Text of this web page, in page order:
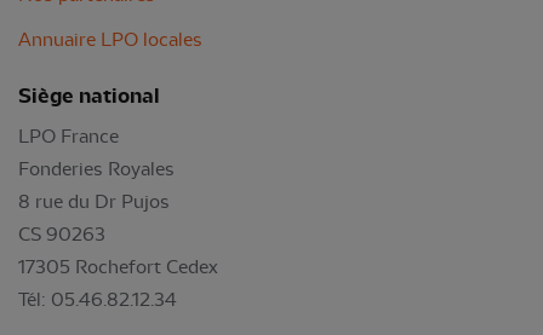
Annuaire LPO locales
Siège national
LPO France
Fonderies Royales
8 rue du Dr Pujos
CS 90263
17305 Rochefort Cedex
Tél: 05.46.82.12.34